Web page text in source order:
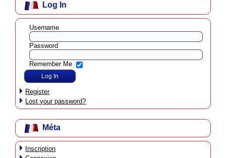
Log In
Username
Password
Remember Me
Register
Lost your password?
Méta
Inscription